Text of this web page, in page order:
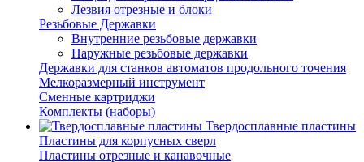
Лезвия отрезные и блоки
Резьбовые Державки
Внутренние резьбовые державки
Наружные резьбовые державки
Державки для станков автоматов продольного точения
Мелкоразмерный инструмент
Сменные картриджи
Комплекты (наборы)
Твердосплавные пластины
Пластины для корпусных сверл
Пластины отрезные и канавочные